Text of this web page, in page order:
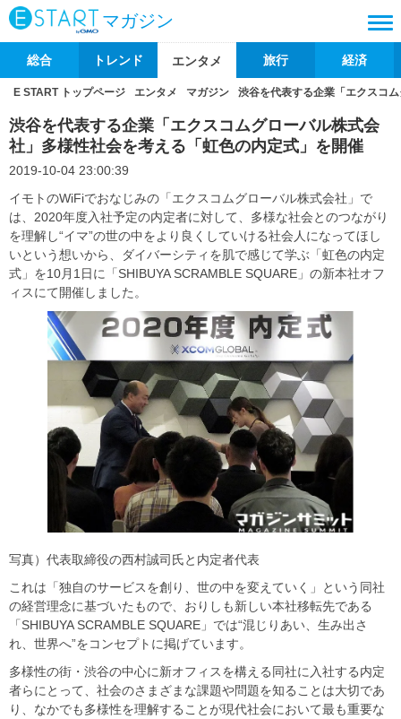
マガジン
総合 トレンド エンタメ 旅行 経済
E START トップページ エンタメ マガジン 渋谷を代表する企業「エクスコ
渋谷を代表する企業「エクスコムグローバル株式会
社」多様性社会を考える「虹色の内定式」を開催
2019-10-04 23:00:39
イモトのWiFiでおなじみの「エクスコムグローバル株式会社」で
は、2020年度入社予定の内定者に対して、多様な社会とのつながり
を理解し“イマ”の世の中をより良くしていける社会人になってほし
いという想いから、ダイバーシティを肌で感じて学ぶ「虹色の内定
式」を10月1日に「SHIBUYA SCRAMBLE SQUARE」の新本社オフ
ィスにて開催しました。
写真）代表取締役の西村誠司氏と内定者代表
これは「独自のサービスを創り、世の中を変えていく」という同社
の経営理念に基づいたもので、おりしも新しい本社移転先である
「SHIBUYA SCRAMBLE SQUARE」では“混じりあい、生み出さ
れ、世界へ”をコンセプトに掲げています。
多様性の街・渋谷の中心に新オフィスを構える同社に入社する内定
者らにとって、社会のさまざまな課題や問題を知ることは大切であ
り、なかでも多様性を理解することが現代社会において最も重要な